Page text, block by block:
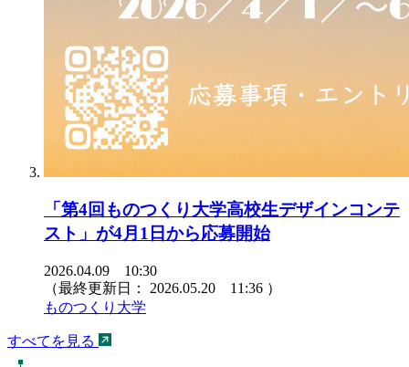
「第4回ものつくり大学高校生デザインコンテ
スト」が4月1日から応募開始
2026.04.09 10:30
（最終更新日： 2026.05.20 11:36 ）
ものつくり大学
すべてを見る